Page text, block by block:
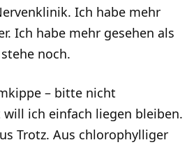
Ich habe mehr
Ich habe mehr gesehen als
noch.
– bitte nicht
ich einfach liegen bleiben.
Trotz. Aus chlorophylliger